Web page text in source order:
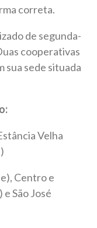
correta.
de segunda-
cooperativas
sua sede situada
Velha
Centro e
São José